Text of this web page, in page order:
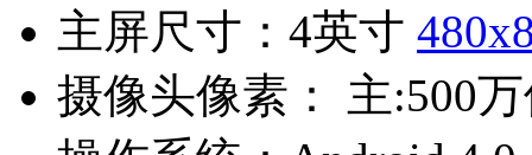
主屏尺寸： 4英寸
摄像头像素：
主:500